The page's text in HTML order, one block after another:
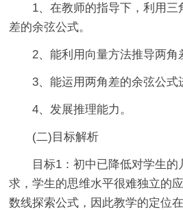
1、在教师的指导下，利用三
差的余弦公式。
2、能利用向量方法推导两角
3、能运用两角差的余弦公式
4、发展推理能力。
(二)目标解析
目标1：初中已降低对学生
求，学生的思维水平很难独立的
数线探索公式，因此教学的定位